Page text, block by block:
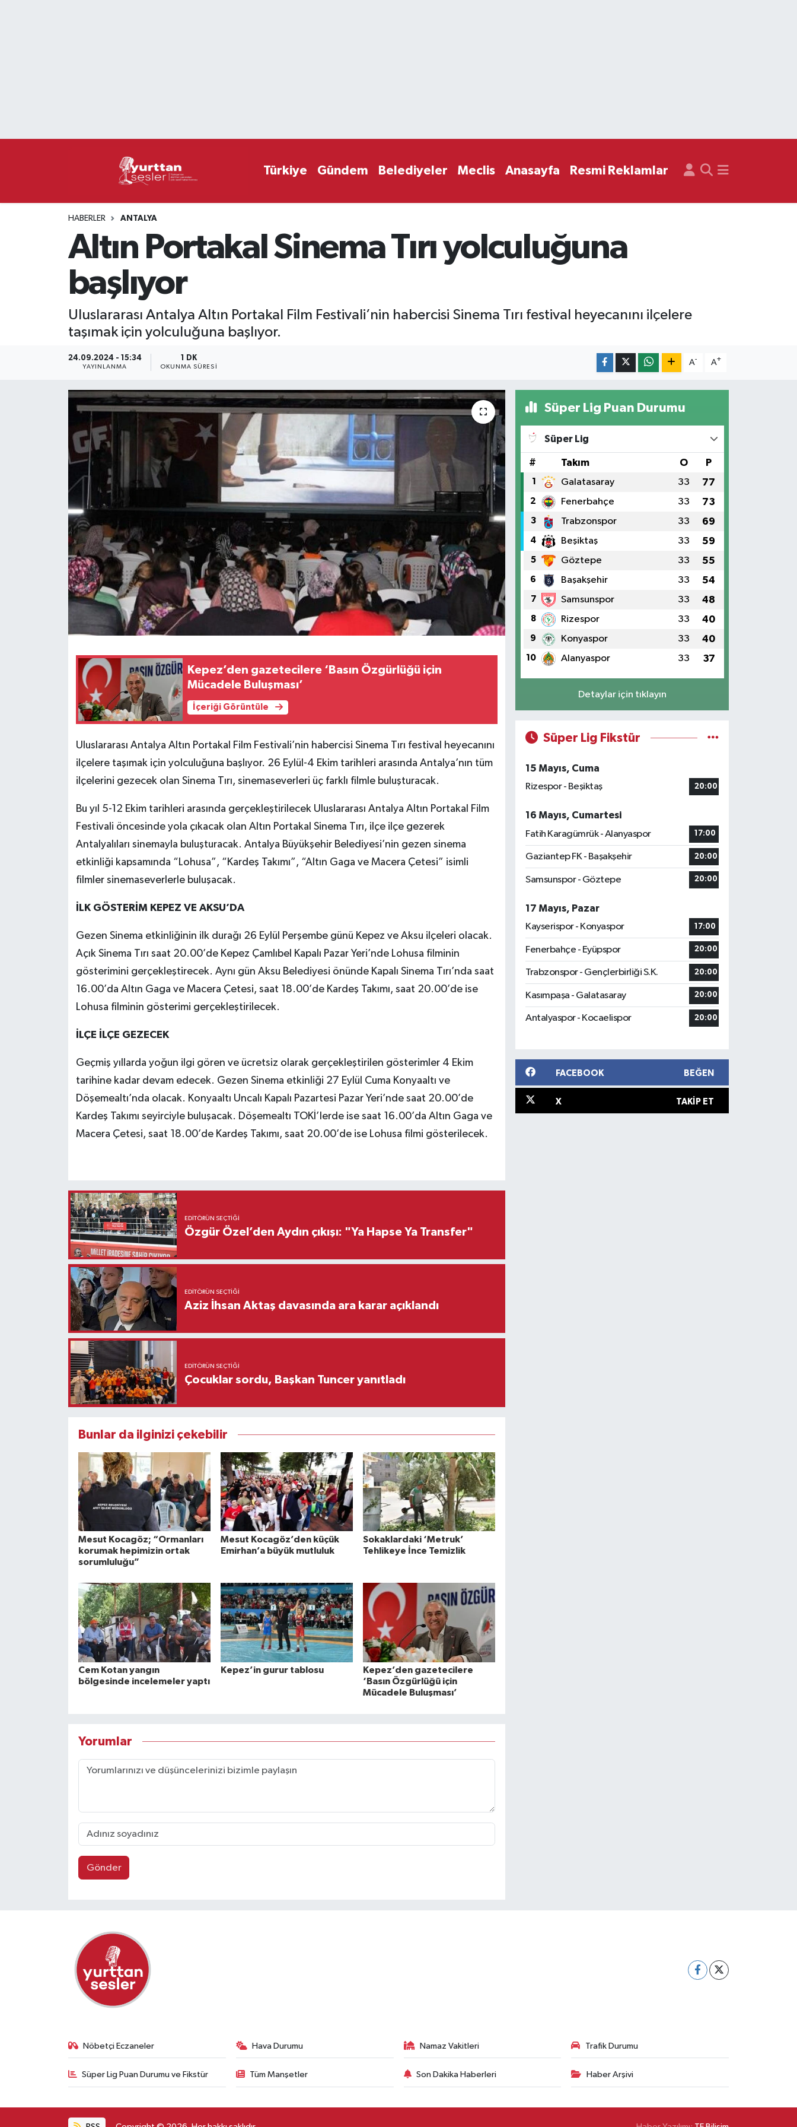
Türkiye Gündem Belediyeler Meclis Anasayfa Resmi Reklamlar
HABERLER ANTALYA
Altın Portakal Sinema Tırı yolculuğuna
başlıyor
Uluslararası Antalya Altın Portakal Film Festivali’nin habercisi Sinema Tırı festival heyecanını ilçelere
taşımak için yolculuğuna başlıyor.
24.09.2024 - 15:34
YAYINLANMA
1 DK
OKUNMA SÜRESI
A- A+
Kepez’den gazetecilere ‘Basın Özgürlüğü için
Mücadele Buluşması’
İçeriği Görüntüle
Uluslararası Antalya Altın Portakal Film Festivali’nin habercisi Sinema Tırı festival heyecanını
ilçelere taşımak için yolculuğuna başlıyor. 26 Eylül-4 Ekim tarihleri arasında Antalya’nın tüm
ilçelerini gezecek olan Sinema Tırı, sinemaseverleri üç farklı filmle buluşturacak.
Bu yıl 5-12 Ekim tarihleri arasında gerçekleştirilecek Uluslararası Antalya Altın Portakal Film
Festivali öncesinde yola çıkacak olan Altın Portakal Sinema Tırı, ilçe ilçe gezerek
Antalyalıları sinemayla buluşturacak. Antalya Büyükşehir Belediyesi’nin gezen sinema
etkinliği kapsamında “Lohusa”, “Kardeş Takımı”, “Altın Gaga ve Macera Çetesi” isimli
filmler sinemaseverlerle buluşacak.
İLK GÖSTERİM KEPEZ VE AKSU’DA
Gezen Sinema etkinliğinin ilk durağı 26 Eylül Perşembe günü Kepez ve Aksu ilçeleri olacak.
Açık Sinema Tırı saat 20.00’de Kepez Çamlıbel Kapalı Pazar Yeri’nde Lohusa filminin
gösterimini gerçekleştirecek. Aynı gün Aksu Belediyesi önünde Kapalı Sinema Tırı’nda saat
16.00’da Altın Gaga ve Macera Çetesi, saat 18.00’de Kardeş Takımı, saat 20.00’de ise
Lohusa filminin gösterimi gerçekleştirilecek.
İLÇE İLÇE GEZECEK
Geçmiş yıllarda yoğun ilgi gören ve ücretsiz olarak gerçekleştirilen gösterimler 4 Ekim
tarihine kadar devam edecek. Gezen Sinema etkinliği 27 Eylül Cuma Konyaaltı ve
Döşemealtı’nda olacak. Konyaaltı Uncalı Kapalı Pazartesi Pazar Yeri’nde saat 20.00’de
Kardeş Takımı seyirciyle buluşacak. Döşemealtı TOKİ’lerde ise saat 16.00’da Altın Gaga ve
Macera Çetesi, saat 18.00’de Kardeş Takımı, saat 20.00’de ise Lohusa filmi gösterilecek.
EDITÖRÜN SEÇTIĞI
Özgür Özel’den Aydın çıkışı: "Ya Hapse Ya Transfer"
EDITÖRÜN SEÇTIĞI
Aziz İhsan Aktaş davasında ara karar açıklandı
EDITÖRÜN SEÇTIĞI
Çocuklar sordu, Başkan Tuncer yanıtladı
Bunlar da ilginizi çekebilir
Mesut Kocagöz; “Ormanları
korumak hepimizin ortak
sorumluluğu”
Mesut Kocagöz’den küçük
Emirhan’a büyük mutluluk
Sokaklardaki ‘Metruk’
Tehlikeye İnce Temizlik
Cem Kotan yangın
bölgesinde incelemeler yaptı
Kepez’in gurur tablosu
Kepez’den gazetecilere
‘Basın Özgürlüğü için
Mücadele Buluşması’
Yorumlar
Gönder
Süper Lig Puan Durumu
Süper Lig
# Takım O P
1 Galatasaray 33 77
2 Fenerbahçe 33 73
3 Trabzonspor 33 69
4 Beşiktaş 33 59
5 Göztepe 33 55
6 Başakşehir 33 54
7 Samsunspor 33 48
8 Rizespor 33 40
9 Konyaspor 33 40
10 Alanyaspor 33 37
Detaylar için tıklayın
Süper Lig Fikstür
15 Mayıs, Cuma
Rizespor - Beşiktaş
20:00
16 Mayıs, Cumartesi
Fatih Karagümrük - Alanyaspor
17:00
Gaziantep FK - Başakşehir 20:00
Samsunspor - Göztepe 20:00
17 Mayıs, Pazar
Kayserispor - Konyaspor
17:00
Fenerbahçe - Eyüpspor 20:00
Trabzonspor - Gençlerbirliği S.K. 20:00
Kasımpaşa - Galatasaray 20:00
Antalyaspor - Kocaelispor 20:00
FACEBOOK BEĞEN
X TAKIP ET
Nöbetçi Eczaneler Hava Durumu Namaz Vakitleri Trafik Durumu
Süper Lig Puan Durumu ve Fikstür Tüm Manşetler Son Dakika Haberleri Haber Arşivi
Süper Lig Puan Durumu ve Fikstür
Haber Arşivi